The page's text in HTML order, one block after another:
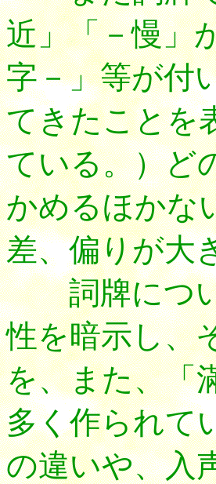
近」「－慢」
字－」等が付
てきたことを
ている。）ど
かめるほかな
差、偏りが大
詞牌につい
性を暗示し、
を、また、「
多く作られて
の違いや、入